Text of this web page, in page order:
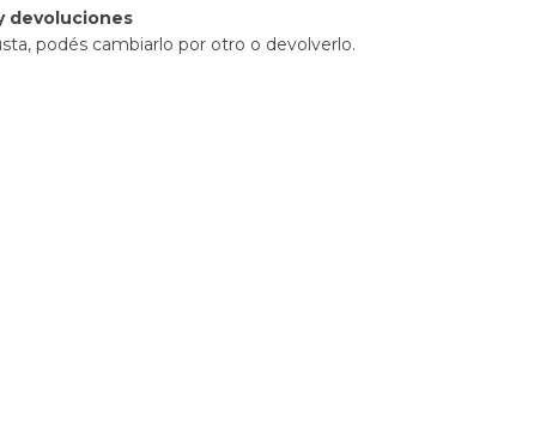
devoluciones
podés cambiarlo por otro o devolverlo.